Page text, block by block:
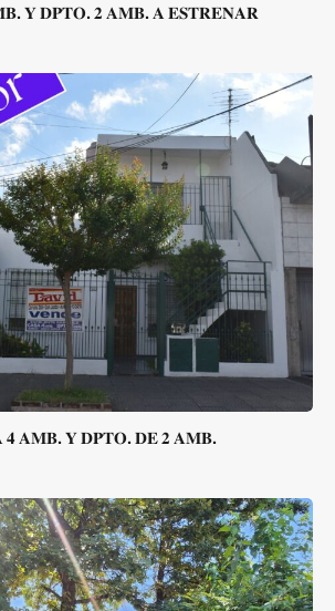
𝐘 𝐃𝐏𝐓𝐎. 𝟐 𝐀𝐌𝐁. 𝐀 𝐄𝐒𝐓𝐑𝐄𝐍𝐀𝐑
𝟒 𝐀𝐌𝐁. 𝐘 𝐃𝐏𝐓𝐎. 𝐃𝐄 𝟐 𝐀𝐌𝐁.